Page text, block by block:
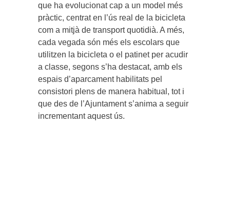
que ha evolucionat cap a un model més
pràctic, centrat en l’ús real de la bicicleta
com a mitjà de transport quotidià. A més,
cada vegada són més els escolars que
utilitzen la bicicleta o el patinet per acudir
a classe, segons s’ha destacat, amb els
espais d’aparcament habilitats pel
consistori plens de manera habitual, tot i
que des de l’Ajuntament s’anima a seguir
incrementant aquest ús.